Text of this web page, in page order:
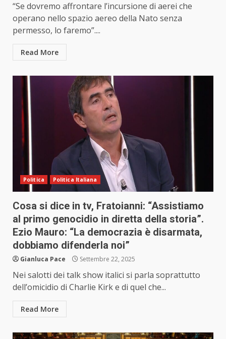
“Se dovremo affrontare l’incursione di aerei che
operano nello spazio aereo della Nato senza
permesso, lo faremo”....
Read More
Politica Politica Italiana
Cosa si dice in tv, Fratoianni: “Assistiamo
al primo genocidio in diretta della storia”.
Ezio Mauro: “La democrazia è disarmata,
dobbiamo difenderla noi”
Gianluca Pace Settembre 22, 2025
Nei salotti dei talk show italici si parla soprattutto
dell’omicidio di Charlie Kirk e di quel che...
Read More